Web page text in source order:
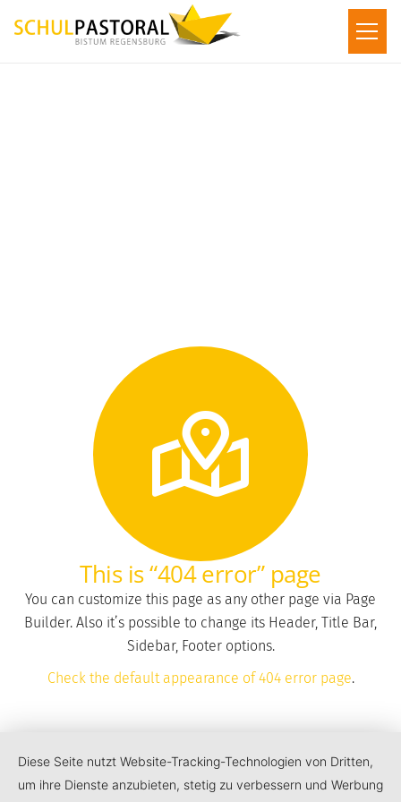
This is “404 error” page
You can customize this page as any other page via Page
Builder. Also it’s possible to change its Header, Title Bar,
Sidebar, Footer options.
Check the default appearance of 404 error page.
Diese Seite nutzt Website-Tracking-Technologien von Dritten,
um ihre Dienste anzubieten, stetig zu verbessern und Werbung